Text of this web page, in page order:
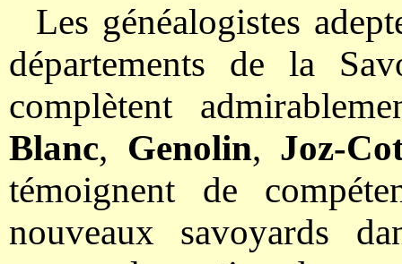
Les généalogistes
départements de la
complètent
Blanc, Genolin, Joz-
témoignent de
nouveaux savoyards